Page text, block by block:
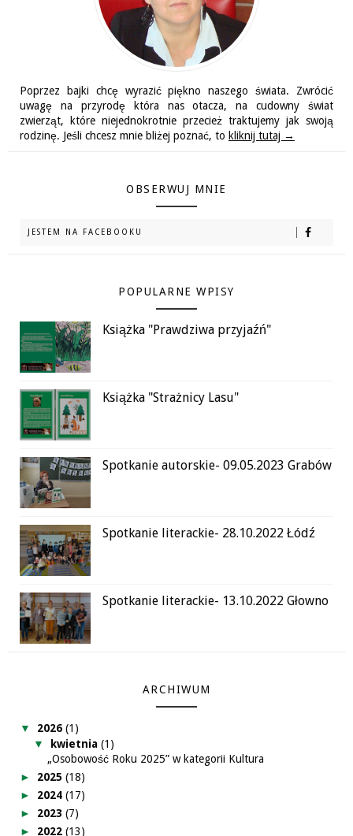
Poprzez bajki chcę wyrazić piękno naszego świata. Zwrócić
uwagę na przyrodę która nas otacza, na cudowny świat
zwierząt, które niejednokrotnie przecież traktujemy jak swoją
rodzinę. Jeśli chcesz mnie bliżej poznać, to kliknij tutaj →
OBSERWUJ MNIE
JESTEM NA FACEBOOKU
POPULARNE WPISY
Książka "Prawdziwa przyjaźń"
Książka "Strażnicy Lasu"
Spotkanie autorskie- 09.05.2023 Grabów
Spotkanie literackie- 28.10.2022 Łódź
Spotkanie literackie- 13.10.2022 Głowno
ARCHIWUM
▼ 2026 (1)
▼
kwietnia (1)
„Osobowość Roku 2025” w kategorii Kultura
► 2025 (18)
► 2024 (17)
► 2023 (7)
► 2022 (13)